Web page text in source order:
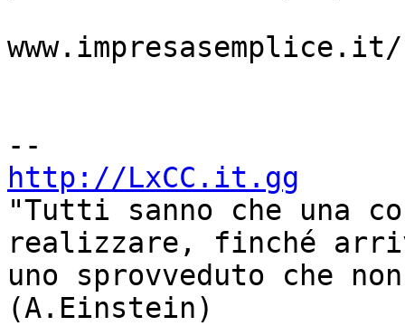
http://LxCC.it.gg
"Tutti sanno che una
realizzare, finché
uno sprovveduto che
(A.Einstein)